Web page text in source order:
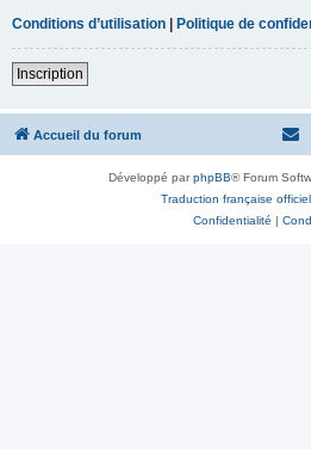
Conditions d’utilisation | Politique de
Inscription
Accueil du forum
Développé parphpBB® Forum
Traduction française
Confidentialité |